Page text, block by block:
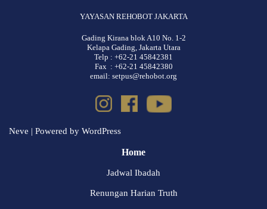
YAYASAN REHOBOT JAKARTA
Gading Kirana blok A10 No. 1-2
Kelapa Gading, Jakarta Utara
Telp : +62-21 45842381
Fax : +62-21 45842380
email: setpus@rehobot.org
Neve | Powered by WordPress
Home
Jadwal Ibadah
Renungan Harian Truth